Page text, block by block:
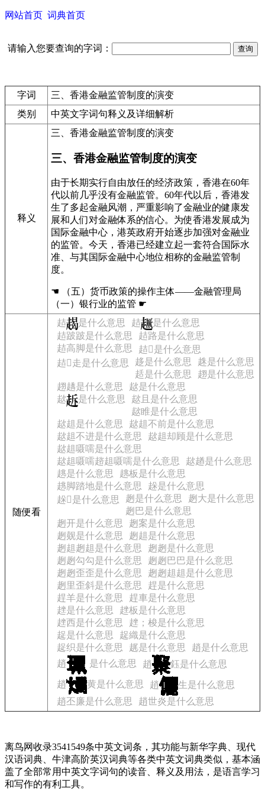
网站首页 词典首页
请输入您要查询的字词：
字词
三、香港金融监管制度的演变
类别
中英文字词句释义及详细解析
释义
三、香港金融监管制度的演变
三、香港金融监管制度的演变
由于长期实行自由放任的经济政策，香港在60年
代以前几乎没有金融监管。60年代以后，香港发
生了多起金融风潮，严重影响了金融业的健康发
展和人们对金融体系的信心。为使香港发展成为
国际金融中心，港英政府开始逐步加强对金融业
的监管。今天，香港已经建立起一套符合国际水
准、与其国际金融中心地位相称的金融监管制
度。
☚ （五）货币政策的操作主体——金融管理局
（一）银行业的监管 ☛
随便看
趌 是什么意思 趌
是什么意思
趌跛跛是什么意思
趌路是什么意思
趌高脚是什么意思
趌𧼨是什么意思
趌𧼨走是什么意思
趍是什么意思
趎是什么意思
趏是什么意思
趐是什么意思
趐趫是什么意思
趑是什么意思
趑
是什么意思
趑且是什么意思
趑睢是什么意思
趑趄是什么意思
趑趄不前是什么意思
趑趄不进是什么意思
趑趄却顾是什么意思
趑趄嗫嚅是什么意思
趑趄嗫嚅趦趄嗫嚅是什么意思
趑趥是什么意思
趒是什么意思
趒板是什么意思
趒脚踏地是什么意思
趓是什么意思
趓􉁕是什么意思
趔是什么意思
趔大是什么意思
趔巴是什么意思
趔开是什么意思
趔案是什么意思
趔觌是什么意思
趔趄是什么意思
趔趄趔趄是什么意思
趔趔是什么意思
趔趔勾勾是什么意思
趔趔巴巴是什么意思
趔趔歪歪是什么意思
趔趔趄趄是什么意思
趔里歪斜是什么意思
趕是什么意思
趕羊是什么意思
趕車是什么意思
趖是什么意思
趖板是什么意思
趖西是什么意思
趖；梭是什么意思
趗是什么意思
趗織是什么意思
趗织是什么意思
趘是什么意思
趙是什么意思
趙
是什么意思 趙
鈺是什么意思
趙
黄是什么意思 趙
生是什么意思
趙丕廉是什么意思
趙世炎是什么意思
离鸟网收录3541549条中英文词条，其功能与新华字典、现代
汉语词典、牛津高阶英汉词典等各类中英文词典类似，基本涵
盖了全部常用中英文字词句的读音、释义及用法，是语言学习
和写作的有利工具。